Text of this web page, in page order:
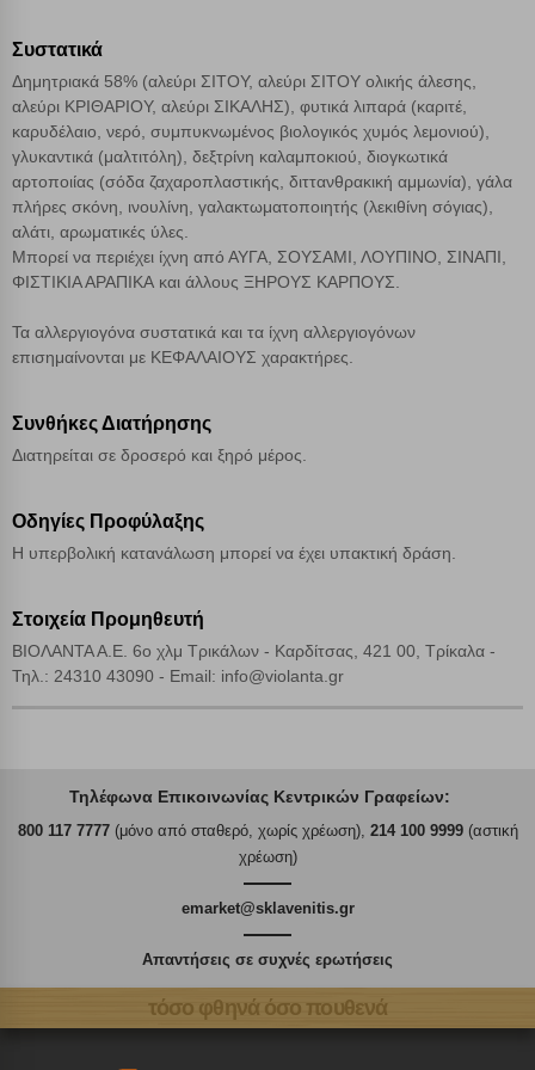
Συστατικά
Δημητριακά 58% (αλεύρι ΣΙΤΟΥ, αλεύρι ΣΙΤΟΥ ολικής άλεσης,
αλεύρι ΚΡΙΘΑΡΙΟΥ, αλεύρι ΣΙΚΑΛΗΣ), φυτικά λιπαρά (καριτέ,
καρυδέλαιο, νερό, συμπυκνωμένος βιολογικός χυμός λεμονιού),
γλυκαντικά (μαλτιτόλη), δεξτρίνη καλαμποκιού, διογκωτικά
αρτοποιίας (σόδα ζαχαροπλαστικής, διττανθρακική αμμωνία), γάλα
πλήρες σκόνη, ινουλίνη, γαλακτωματοποιητής (λεκιθίνη σόγιας),
αλάτι, αρωματικές ύλες.
Μπορεί να περιέχει ίχνη από ΑΥΓΑ, ΣΟΥΣΑΜΙ, ΛΟΥΠΙΝΟ, ΣΙΝΑΠΙ,
ΦΙΣΤΙΚΙΑ ΑΡΑΠΙΚΑ και άλλους ΞΗΡΟΥΣ ΚΑΡΠΟΥΣ.
Τα αλλεργιογόνα συστατικά και τα ίχνη αλλεργιογόνων
επισημαίνονται με ΚΕΦΑΛΑΙΟΥΣ χαρακτήρες.
Συνθήκες Διατήρησης
Διατηρείται σε δροσερό και ξηρό μέρος.
Οδηγίες Προφύλαξης
Η υπερβολική κατανάλωση μπορεί να έχει υπακτική δράση.
Στοιχεία Προμηθευτή
ΒΙΟΛΑΝΤΑ Α.Ε. 6ο χλμ Τρικάλων - Καρδίτσας, 421 00, Τρίκαλα -
Τηλ.: 24310 43090 - Email: info@violanta.gr
Τηλέφωνα Επικοινωνίας Κεντρικών Γραφείων:
800 117 7777(μόνο από σταθερό, χωρίς χρέωση), 214 100 9999(αστική
χρέωση)
emarket@sklavenitis.gr
Απαντήσεις σε συχνές ερωτήσεις
τόσο φθηνά όσο πουθενά
Απόρριψη όλων
Αποδοχή όλων